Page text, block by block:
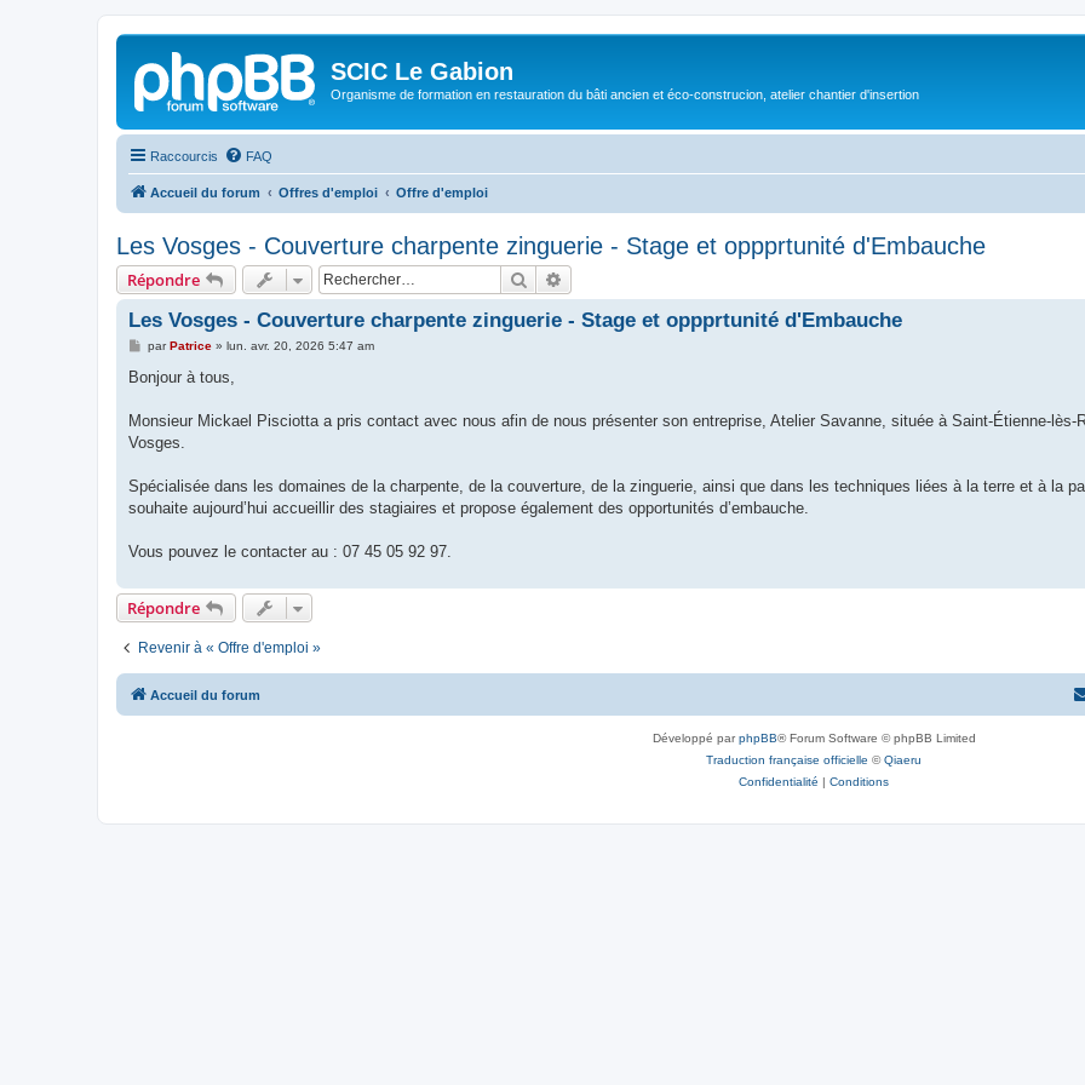
SCIC Le Gabion
Organisme de formation en restauration du bâti ancien et éco-construcion, atelier chantier d'insertion
Raccourcis FAQ
Accueil du forum Offres d'emploi Offre d'emploi
Les Vosges - Couverture charpente zinguerie - Stage et oppprtunité d'Embauche
Répondre Rechercher
Les Vosges - Couverture charpente zinguerie - Stage et oppprtunité d'Embauche
M
s
g
parPatrice» lun. avr. 20, 2026 5:47 am
Bonjour à tous,
Monsieur Mickael Pisciotta a pris contact avec nous afin de nous présenter son entreprise, Atelier Savanne, située à Saint-Étienne-lès-
Vosges.
Spécialisée dans les domaines de la charpente, de la couverture, de la zinguerie, ainsi que dans les techniques liées à la terre et à la
souhaite aujourd’hui accueillir des stagiaires et propose également des opportunités d’embauche.
Vous pouvez le contacter au : 07 45 05 92 97.
Répondre
Revenir à « Offre d'emploi »
Accueil du forum
Développé parphpBB® Forum Software © phpBB Limited
Traduction française officielle ©Qiaeru
Confidentialité | Conditions